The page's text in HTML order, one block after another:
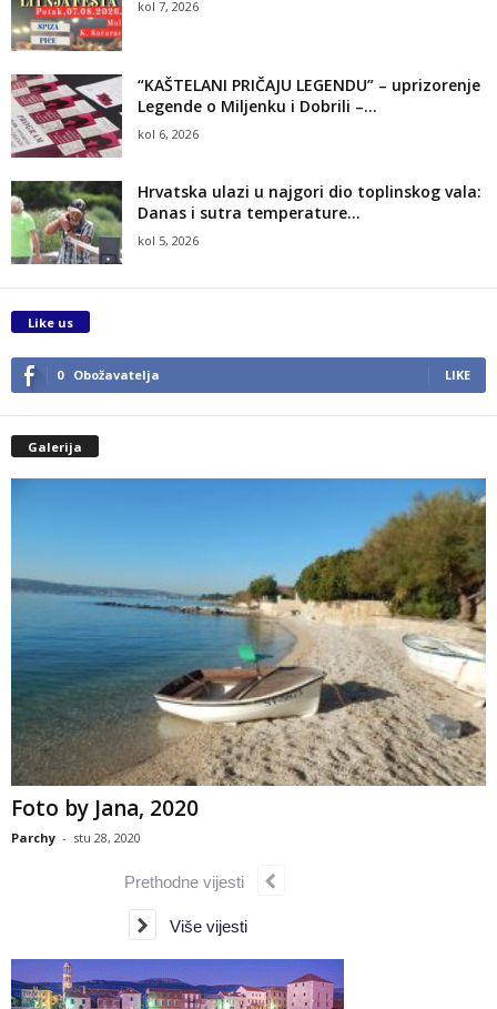
kol 7, 2026
“KAŠTELANI PRIČAJU LEGENDU” – uprizorenje
Legende o Miljenku i Dobrili –...
kol 6, 2026
Hrvatska ulazi u najgori dio toplinskog vala:
Danas i sutra temperature...
kol 5, 2026
Like us
0 Obožavatelja LIKE
Galerija
Foto by Jana, 2020
Parchy - stu 28, 2020
Prethodne vijesti
Više vijesti